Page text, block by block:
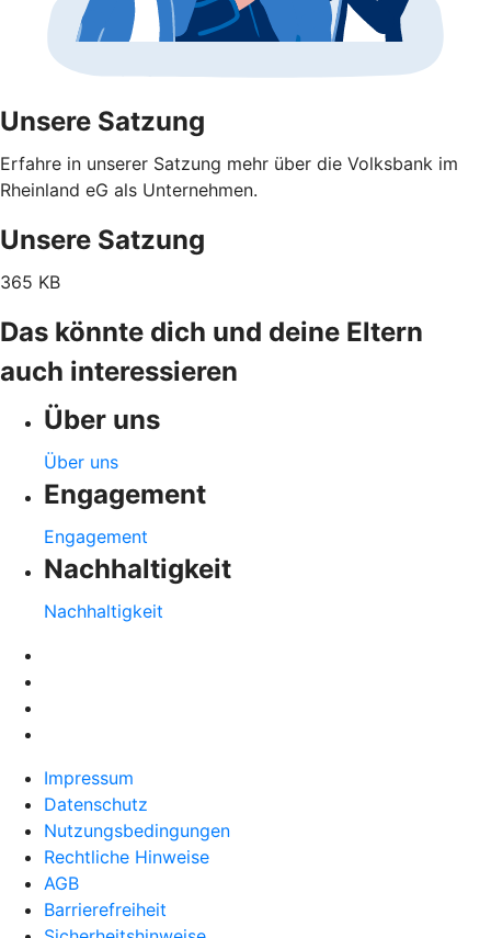
Unsere Satzung
Erfahre in unserer Satzung mehr über die Volksbank im
Rheinland eG als Unternehmen.
Unsere Satzung
365 KB
Das könnte dich und deine Eltern
auch interessieren
Über uns
Über uns
Engagement
Engagement
Nachhaltigkeit
Nachhaltigkeit
Impressum
Datenschutz
Nutzungsbedingungen
Rechtliche Hinweise
AGB
Barrierefreiheit